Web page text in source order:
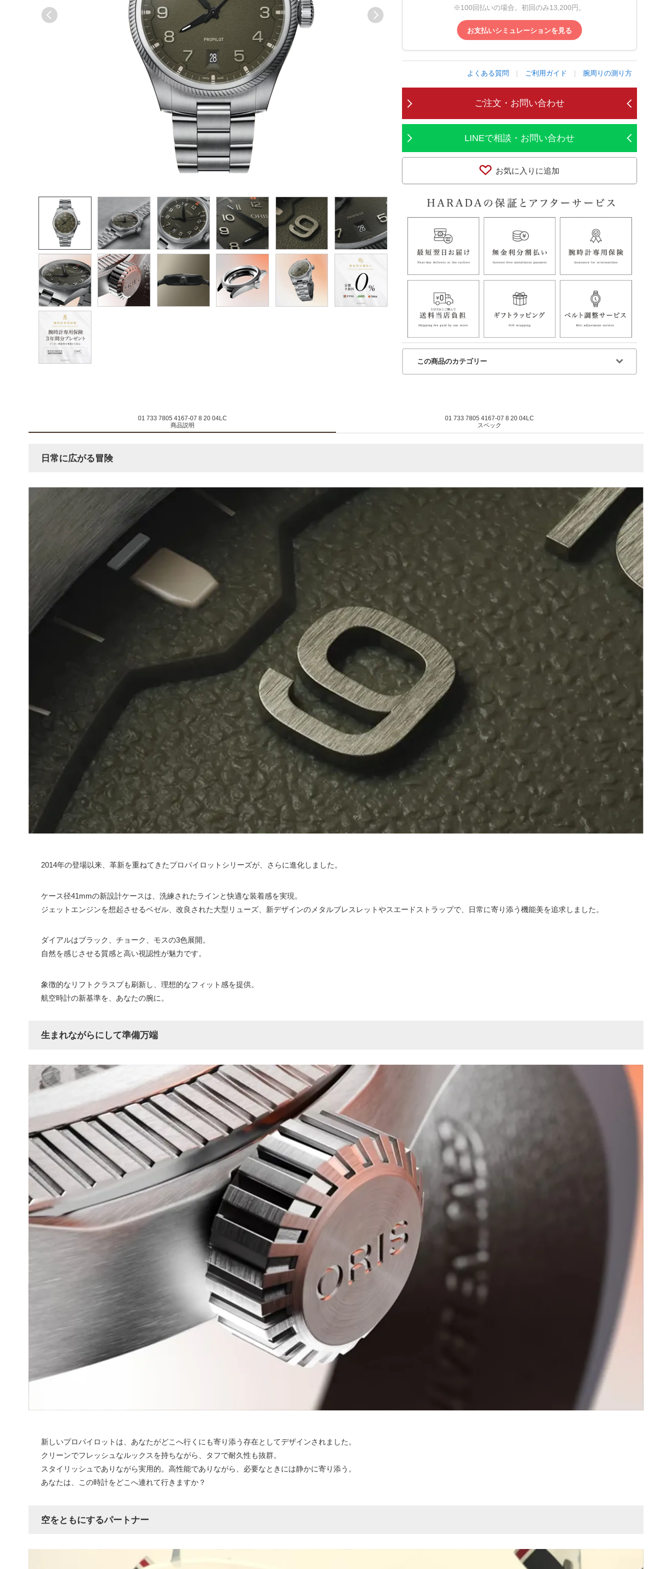
※100回払いの場合。初回のみ13,200円。
お支払いシミュレーションを見る
よくある質問 | ご利用ガイド | 腕周りの測り方
ご注文・お問い合わせ
LINEで相談・お問い合わせ
お気に入りに追加
この商品のカテゴリー
01 733 7805 4167-07 8 20 04LC
商品説明
01 733 7805 4167-07 8 20 04LC
スペック
日常に広がる冒険
2014年の登場以来、革新を重ねてきたプロパイロットシリーズが、さらに進化しました。
ケース径41mmの新設計ケースは、洗練されたラインと快適な装着感を実現。
ジェットエンジンを想起させるベゼル、改良された大型リューズ、新デザインのメタルブレスレットやスエードストラップで、日常に寄り添う機能美を追求しました。
ダイアルはブラック、チョーク、モスの3色展開。
自然を感じさせる質感と高い視認性が魅力です。
象徴的なリフトクラスプも刷新し、理想的なフィット感を提供。
航空時計の新基準を、あなたの腕に。
生まれながらにして準備万端
新しいプロパイロットは、あなたがどこへ行くにも寄り添う存在としてデザインされました。
クリーンでフレッシュなルックスを持ちながら、タフで耐久性も抜群。
スタイリッシュでありながら実用的。高性能でありながら、必要なときには静かに寄り添う。
あなたは、この時計をどこへ連れて行きますか？
空をともにするパートナー